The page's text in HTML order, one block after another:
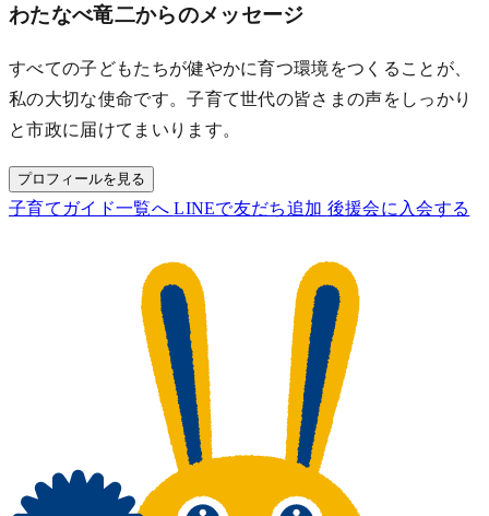
わたなべ竜二からのメッセージ
すべての子どもたちが健やかに育つ環境をつくることが、
私の大切な使命です。子育て世代の皆さまの声をしっかり
と市政に届けてまいります。
プロフィールを見る
子育てガイド一覧へLINEで友だち追加 後援会に入会する